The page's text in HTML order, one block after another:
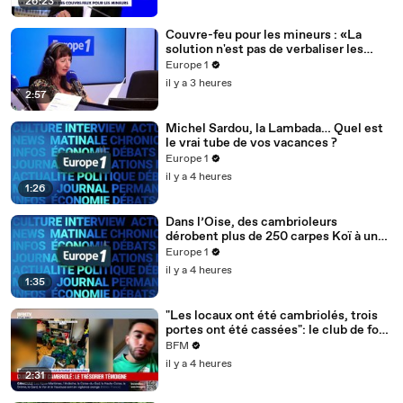
2:57
Couvre-feu pour les mineurs : «La
solution n'est pas de verbaliser les
gamins», selon Hadrien Clouet
Europe 1
il y a 3 heures
1:26
Michel Sardou, la Lambada… Quel est
le vrai tube de vos vacances ?
Europe 1
il y a 4 heures
1:35
Dans l’Oise, des cambrioleurs
dérobent plus de 250 carpes Koï à un
pisciculteur
Europe 1
il y a 4 heures
2:31
"Les locaux ont été cambriolés, trois
portes ont été cassées": le club de foot
de Champfleur victime d'un
cambriolage
BFM
il y a 4 heures